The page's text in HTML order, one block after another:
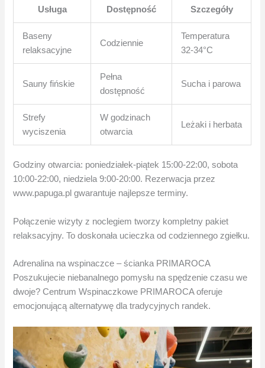
Usługa Dostępność Szczegóły
Baseny
relaksacyjne
Codziennie
Temperatura
32-34°C
Sauny fińskie
Pełna
dostępność
Sucha i parowa
Strefy
wyciszenia
W godzinach
otwarcia
Leżaki i herbata
Godziny otwarcia: poniedziałek-piątek 15:00-22:00, sobota
10:00-22:00, niedziela 9:00-20:00. Rezerwacja przez
www.papuga.pl gwarantuje najlepsze terminy.
Połączenie wizyty z noclegiem tworzy kompletny pakiet
relaksacyjny. To doskonała ucieczka od codziennego zgiełku.
Adrenalina na wspinaczce – ścianka PRIMAROCA
Poszukujecie niebanalnego pomysłu na spędzenie czasu we
dwoje? Centrum Wspinaczkowe PRIMAROCA oferuje
emocjonującą alternatywę dla tradycyjnych randek.